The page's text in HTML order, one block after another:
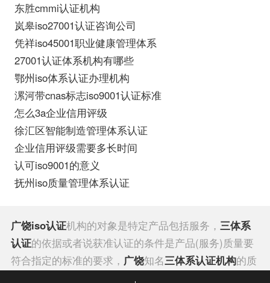
东胜cmmi认证机构
岚皋iso27001认证咨询公司
凭祥iso45001职业健康管理体系
27001认证体系机构有哪些
鄂州iso体系认证办理机构
漯河带cnas标志iso9001认证标准
怎么3a企业信用评级
徐汇区智能制造管理体系认证
企业信用评级需要多长时间
认可iso9001的意义
抚州iso质量管理体系认证
广饶iso认证机构的对象是特定产品包括服务， 三体系
认证的依据或者说获准认证的条件是产品(服务)质量要
符合指定的标准的要求， 广饶知名三体系认证机构的质